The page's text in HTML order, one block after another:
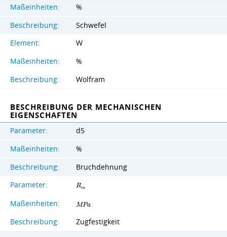
Maßeinheiten:
%
Beschreibung:
Schwefel
Element:
W
Maßeinheiten:
%
Beschreibung:
Wolfram
BESCHREIBUNG DER MECHANISCHEN
EIGENSCHAFTEN
Parameter:
d5
Maßeinheiten:
%
Beschreibung:
Bruchdehnung
Parameter:
Rm
Maßeinheiten: MPa
Beschreibung: Zugfestigkeit